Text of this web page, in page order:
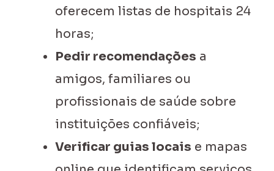
oferecem listas de hospitais 24
horas;
Pedir recomendações a
amigos, familiares ou
profissionais de saúde sobre
instituições confiáveis;
Verificar guias locais e mapas